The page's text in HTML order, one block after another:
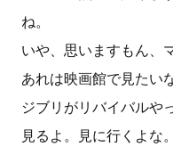
ね。
いや、思いますもん、
あれは映画館で見たい
ジブリがリバイバルや
見るよ。見に行くよな。